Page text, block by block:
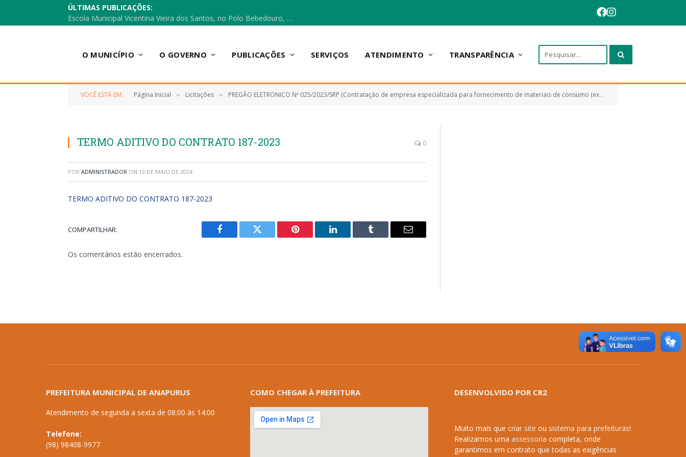
ÚLTIMAS PUBLICAÇÕES:
Escola Municipal Vicentina Vieira dos Santos, no Polo Bebedouro, recebeu materiais para a implantação do Cantinho da Leitura e da Sala Multidisciplinar.
O MUNICÍPIO O GOVERNO PUBLICAÇÕES SERVIÇOS ATENDIMENTO TRANSPARÊNCIA
VOCÊ ESTÁ EM: Página Inicial » Licitações » PREGÃO ELETRONICO Nº 025/2023/SRP (Contratação de empresa especializada para fornecimento de materiais de consumo (expediente))
TERMO ADITIVO DO CONTRATO 187-2023 0
POR ADMINISTRADOR ON 13 DE MAIO DE 2024
TERMO ADITIVO DO CONTRATO 187-2023
COMPARTILHAR.
Facebook Twitter Pinterest LinkedIn Tumblr
E-
Os comentários estão encerrados.
PREFEITURA MUNICIPAL DE ANAPURUS
Atendimento de segunda a sexta de 08:00 às 14:00
Telefone:
(98) 98408-9977
COMO CHEGAR À PREFEITURA DESENVOLVIDO POR CR2
Muito mais que criar site ou sistema para prefeituras!
Realizamos uma assessoria completa, onde
garantimos em contrato que todas as exigências